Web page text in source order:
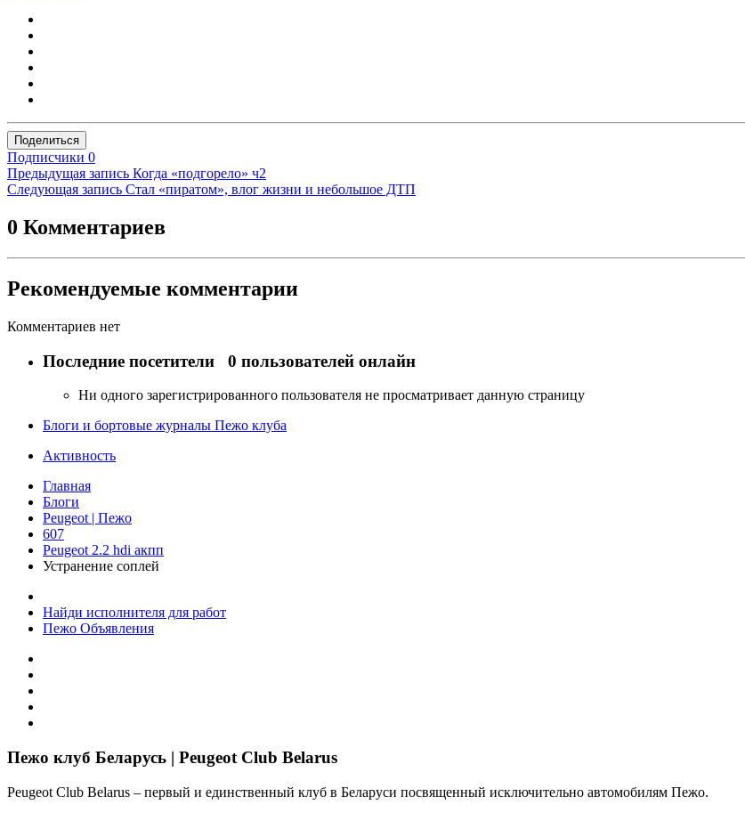
Поделиться
Подписчики 0
Предыдущая запись Когда «подгорело» ч2
Следующая запись Стал «пиратом», влог жизни и небольшое ДТП
0 Комментариев
Рекомендуемые комментарии
Комментариев нет
Последние посетители 0 пользователей онлайн
Ни одного зарегистрированного пользователя не просматривает данную страницу
Блоги и бортовые журналы Пежо клуба
Активность
Главная
Блоги
Peugeot | Пежо
607
Peugeot 2.2 hdi акпп
Устранение соплей
Найди исполнителя для работ
Пежо Объявления
Пежо клуб Беларусь | Peugeot Club Belarus
Peugeot Club Belarus – первый и единственный клуб в Беларуси посвященный исключительно автомобилям Пежо.